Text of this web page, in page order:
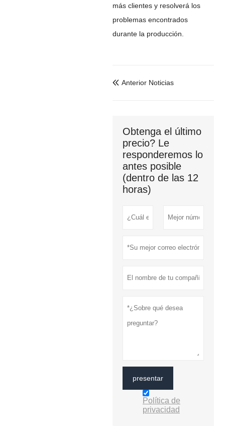
más clientes y resolverá los
problemas encontrados
durante la producción.
 Anterior Noticias
Obtenga el último
precio? Le
responderemos lo
antes posible
(dentro de las 12
horas)
presentar
Política de
privacidad